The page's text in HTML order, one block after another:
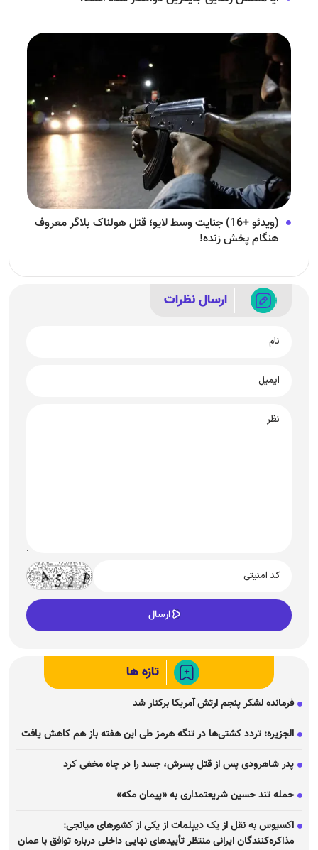
(ویدئو +16) جنایت وسط لایو؛ قتل هولناک بلاگر معروف
هنگام پخش زنده!
ارسال نظرات
تازه ها
فرمانده لشکر پنجم ارتش آمریکا برکنار شد
الجزیره: تردد کشتی‌ها در تنگه هرمز طی این هفته باز هم کاهش یافت
پدر شاهرودی پس از قتل پسرش، جسد را در چاه مخفی کرد
حمله تند حسین شریعتمداری به «پیمان مکه»
اکسیوس به نقل از یک دیپلمات از یکی از کشور‌های میانجی:
مذاکره‌کنندگان ایرانی منتظر تأیید‌های نهایی داخلی درباره توافق با عمان